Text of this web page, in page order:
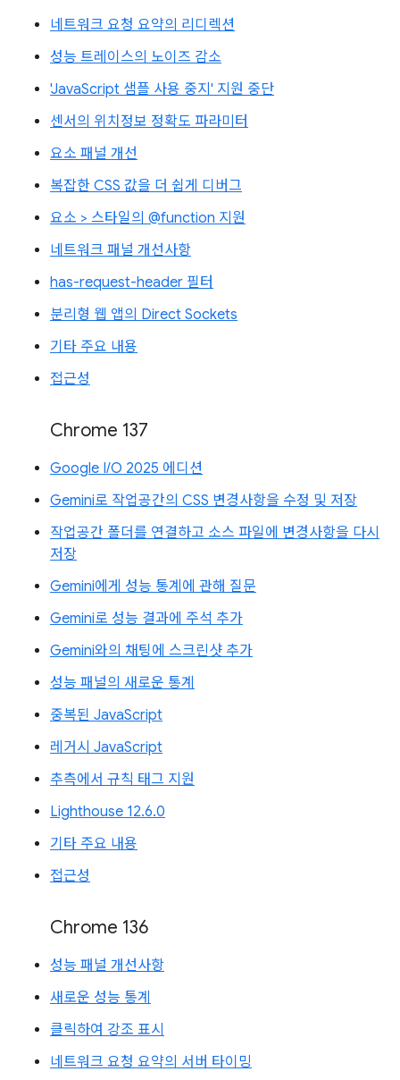
네트워크 요청 요약의 리디렉션
성능 트레이스의 노이즈 감소
'JavaScript 샘플 사용 중지' 지원 중단
센서의 위치정보 정확도 파라미터
요소 패널 개선
복잡한 CSS 값을 더 쉽게 디버그
요소 > 스타일의 @function 지원
네트워크 패널 개선사항
has-request-header 필터
분리형 웹 앱의 Direct Sockets
기타 주요 내용
접근성
Chrome 137
Google I/O 2025 에디션
Gemini로 작업공간의 CSS 변경사항을 수정 및 저장
작업공간 폴더를 연결하고 소스 파일에 변경사항을 다시
저장
Gemini에게 성능 통계에 관해 질문
Gemini로 성능 결과에 주석 추가
Gemini와의 채팅에 스크린샷 추가
성능 패널의 새로운 통계
중복된 JavaScript
레거시 JavaScript
추측에서 규칙 태그 지원
Lighthouse 12.6.0
기타 주요 내용
접근성
Chrome 136
성능 패널 개선사항
새로운 성능 통계
클릭하여 강조 표시
네트워크 요청 요약의 서버 타이밍